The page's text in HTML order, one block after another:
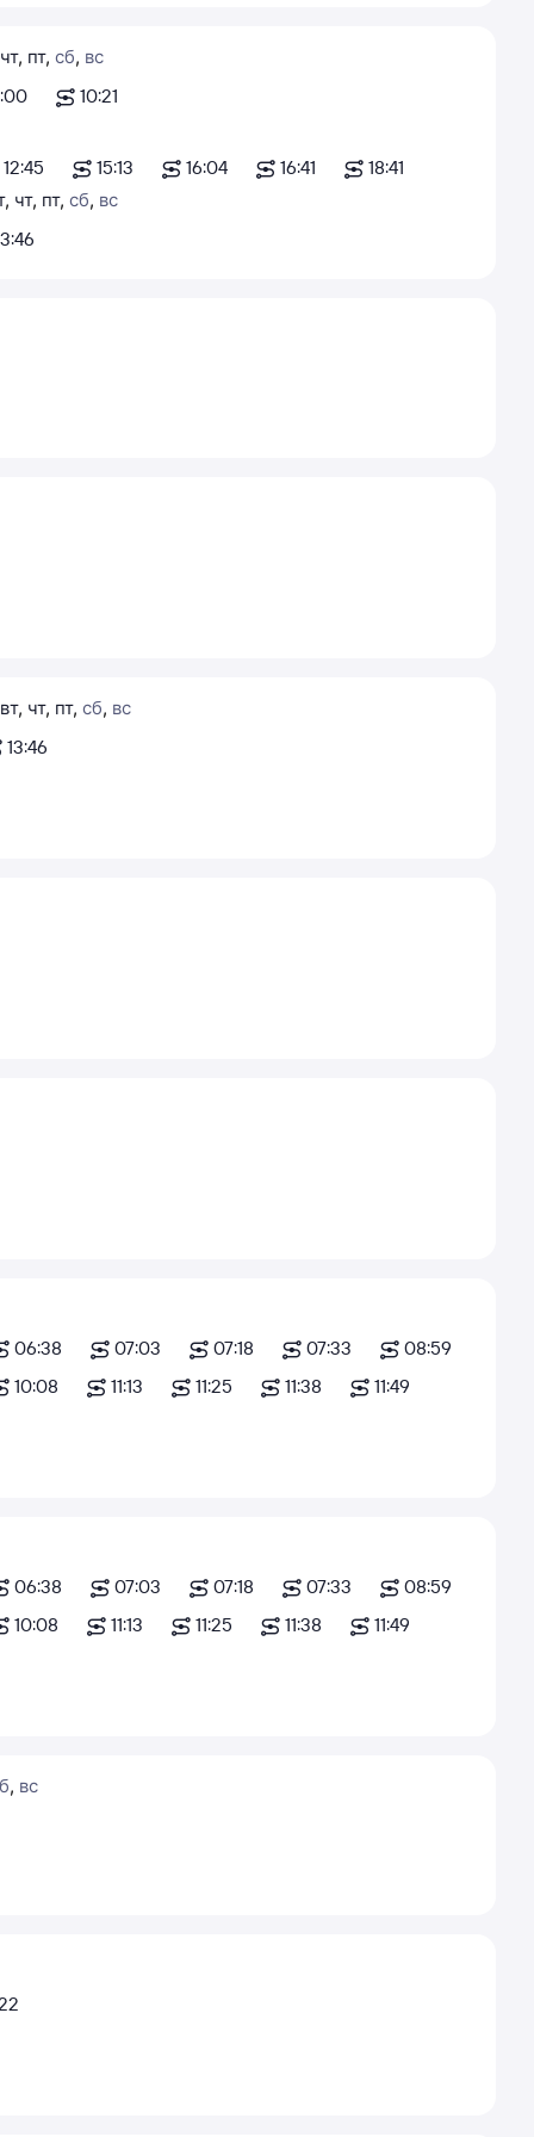
чт, пт, сб, вс
10:21
12:45 15:13 16:04 16:41
18:41
, чт, пт, сб, вс
вт, чт, пт, сб, вс
13:46
06:38 07:03 07:18 07:33
08:59
10:08 11:13 11:25 11:38
11:49
06:38 07:03 07:18 07:33
08:59
10:08 11:13 11:25 11:38
11:49
, вс